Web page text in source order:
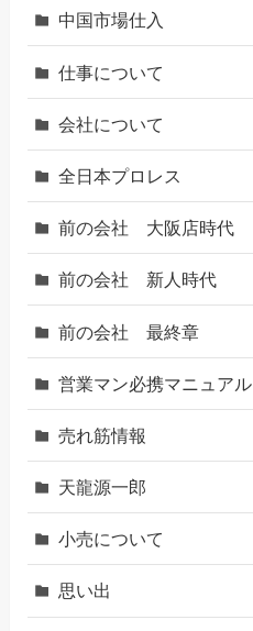
中国市場仕入
仕事について
会社について
全日本プロレス
前の会社 大阪店時代
前の会社 新人時代
前の会社 最終章
営業マン必携マニュアル
売れ筋情報
天龍源一郎
小売について
思い出